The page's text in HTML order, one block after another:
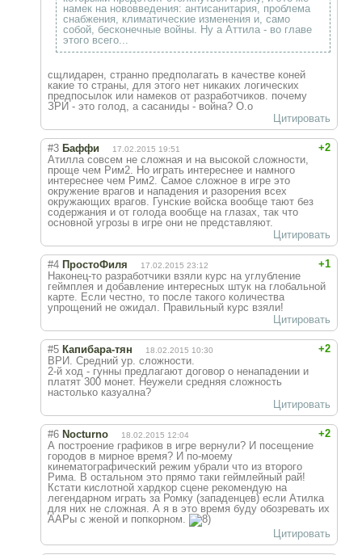
намек на нововведения: антисанитария, проблема
снабжения, климатические изменения и, само
собой, бесконечные войны. Ну а Аттила - во главе
этого всего...
сщлидарен, странно предполагать в качестве коней
какие то страны, для этого нет никаких логических
предпосылок или намеков от разработчиков. почему
ЗРИ - это голод, а сасаниды - война? О.о
Цитировать
+2
#3 Баффи 17.02.2015 19:51
Атилла совсем не сложная и на высокой сложности,
проще чем Рим2. Но играть интереснее и намного
интереснее чем Рим2. Самое сложное в игре это
окружение врагов и нападения и разорения всех
окружающих врагов. Гунские войска вообще тают без
содержания и от голода вообще на глазах, так что
основной угрозы в игре они не представляют.
Цитировать
+1
#4 ПростоФиля 17.02.2015 23:12
Наконец-то разработчики взяли курс на углубление
геймплея и добавление интересных штук на глобальной
карте. Если честно, то после такого количества
упрощений не ожидал. Правильный курс взяли!
Цитировать
+2
#5 Капибара-тян 18.02.2015 10:30
ВРИ. Средний ур. сложности.
2-й ход - гунны предлагают договор о ненападении и
платят 300 монет. Неужели средняя сложность
настолько казуална?
Цитировать
+2
#6 Nocturno 18.02.2015 12:04
А построение графиков в игре вернули? И посещение
городов в мирное время? И по-моему
кинематографический режим убрали что из второго
Рима. В остальном это прямо таки геймлейный рай!
Кстати кислотной хардкор сцене рекомендую на
легендарном играть за Ромку (западенцев) если Атилка
для них не сложная. А я в это время буду обозревать их
ААРы с женой и попкорном.
Цитировать